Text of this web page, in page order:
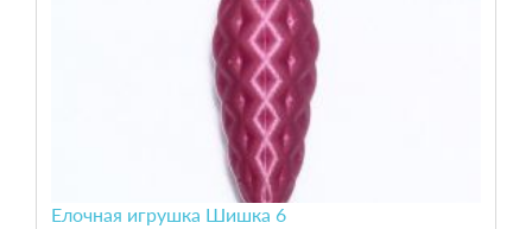
Елочная игрушка Шишка 6